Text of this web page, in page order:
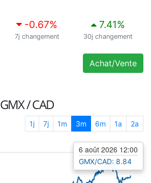
-0.67%
7j changement
7.41%
30j changement
Achat/Vente
GMX / CAD
1j 7j 1m 3m 6m 1a 2a
6 août 2026 12:00
GMX/CAD: 8.84